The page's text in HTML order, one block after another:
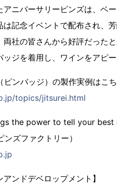
アニバーサリーピンズは、ベ
は記念イベントで配布され、
両社の皆さんから好評だった
ジを着用し、ワインをアピー
ンバッジ）の製作実例はこ
topics/jitsurei.html
the power to tell your best
ンズファクトリー）
アンドデベロップメント】